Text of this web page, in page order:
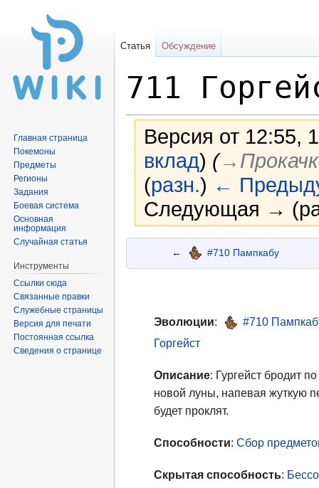
711
Версия от 12:55,
вклад) (
(разн.) ←
Следующая →
← #710 Пампкабу
Эволюции:
#710
Горгейст
Описание: Гургейст бродит
новой луны, напевая жуткую
будет проклят.
Способности:Сбор
Скрытая способность:
Статья Обсуждение
Главная страница
Покемоны
Предметы
Регионы
Задания
Боевая система
Основная
информация
Случайная статья
Инструменты
Ссылки сюда
Связанные правки
Служебные страницы
Версия для печати
Постоянная ссылка
Сведения о странице